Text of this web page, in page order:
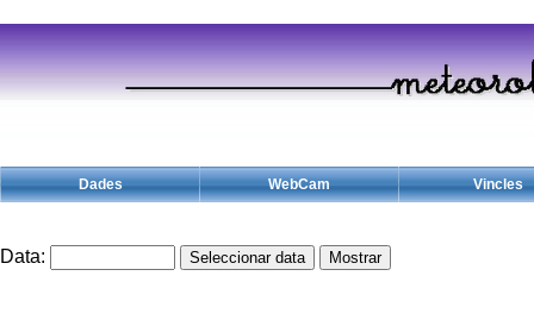
Dades WebCam Vincles
Data: